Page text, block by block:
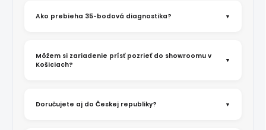
Ako prebieha 35-bodová diagnostika?
Môžem si zariadenie prísť pozrieť do showroomu v
Košiciach?
Doručujete aj do Českej republiky?